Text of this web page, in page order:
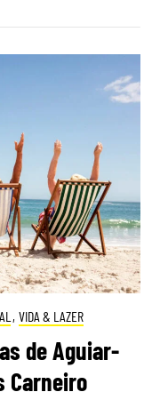
, VIDA & LAZER
de Aguiar-
Carneiro